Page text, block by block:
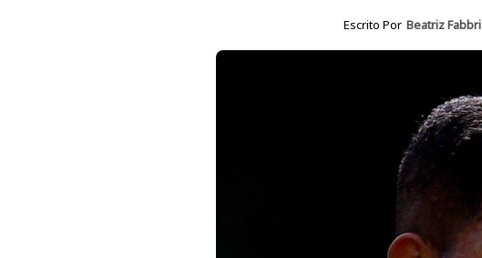
Escrito Por Beatriz Fabbri